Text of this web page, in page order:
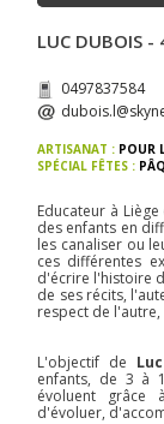
LUC DUBOIS -
0497837584
ARTISANAT : POUR
SPÉCIAL FÊTES :
Educateur à
des enfants en
les canaliser ou
ces différentes
d'écrire l'histoire
de ses récits,
respect de
L'objectif de
enfants, de 3 à
évoluent grâce
d'évoluer,